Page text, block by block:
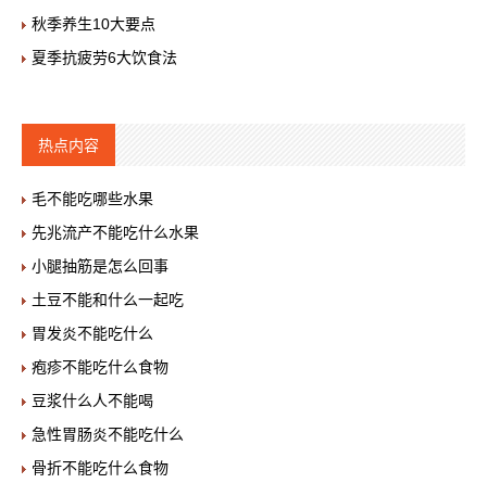
秋季养生10大要点
夏季抗疲劳6大饮食法
热点内容
毛不能吃哪些水果
先兆流产不能吃什么水果
小腿抽筋是怎么回事
土豆不能和什么一起吃
胃发炎不能吃什么
疱疹不能吃什么食物
豆浆什么人不能喝
急性胃肠炎不能吃什么
骨折不能吃什么食物